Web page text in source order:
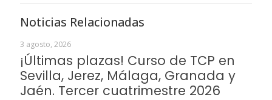
Noticias Relacionadas
3 agosto, 2026
¡Últimas plazas! Curso de TCP en
Sevilla, Jerez, Málaga, Granada y
Jaén. Tercer cuatrimestre 2026